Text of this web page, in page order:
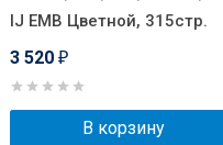
IJ EMB Цветной, 315стр.
3 520 ₽
В корзину